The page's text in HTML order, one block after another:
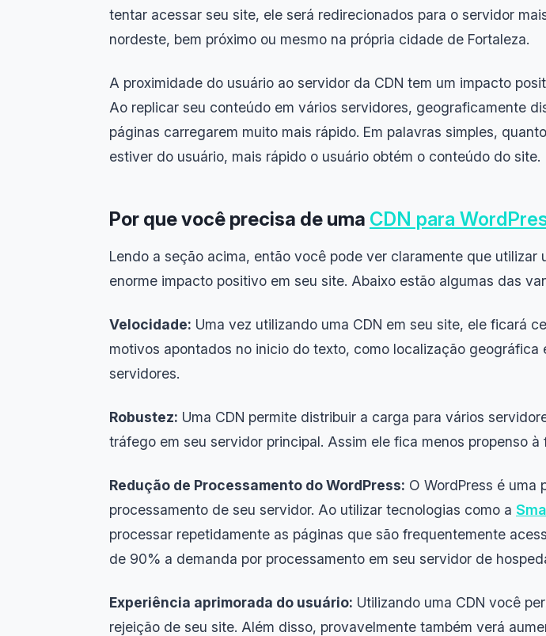
tentar acessar seu site, ele será redirecionados para o servidor
nordeste, bem próximo ou mesmo na própria cidade de Fortaleza.
A proximidade do usuário ao servidor da CDN tem um impacto
Ao replicar seu conteúdo em vários servidores, geograficamente
páginas carregarem muito mais rápido. Em palavras simples,
estiver do usuário, mais rápido o usuário obtém o conteúdo do site.
Por que você precisa de uma CDN para
Lendo a seção acima, então você pode ver claramente que utilizar
enorme impacto positivo em seu site. Abaixo estão algumas das
Velocidade: Uma vez utilizando uma CDN em seu site, ele ficará
motivos apontados no inicio do texto, como localização geográfica
servidores.
Robustez: Uma CDN permite distribuir a carga para vários
tráfego em seu servidor principal. Assim ele fica menos propenso à
Redução de Processamento do WordPress: O WordPress é uma
processamento de seu servidor. Ao utilizar tecnologias como a
processar repetidamente as páginas que são frequentemente
de 90% a demanda por processamento em seu servidor de
Experiência aprimorada do usuário: Utilizando uma CDN você
rejeição de seu site. Além disso, provavelmente também verá